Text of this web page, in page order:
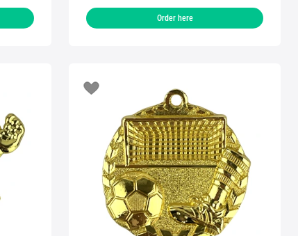
Order here